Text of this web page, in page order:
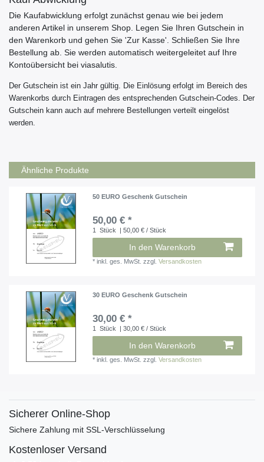
Die Kaufabwicklung erfolgt zunächst genau wie bei jedem
anderen Artikel in unserem Shop. Legen Sie Ihren Gutschein in
den Warenkorb und gehen Sie 'Zur Kasse'. Schließen Sie Ihre
Bestellung ab. Sie werden automatisch weitergeleitet auf Ihre
Kontoübersicht bei viasalutis.
Der Gutschein ist ein Jahr gültig. Die Einlösung erfolgt im Bereich des
Warenkorbs durch Eintragen des entsprechenden Gutschein-Codes. Der
Gutschein kann auch auf mehrere Bestellungen verteilt eingelöst
werden.
Ähnliche Produkte
50 EURO Geschenk Gutschein
50,00 € *
1 Stück | 50,00 € / Stück
In den Warenkorb
*inkl. ges. MwSt. zzgl.Versandkosten
30 EURO Geschenk Gutschein
30,00 € *
1 Stück | 30,00 € / Stück
In den Warenkorb
*inkl. ges. MwSt. zzgl.Versandkosten
Sicherer Online-Shop
Sichere Zahlung mit SSL-Verschlüsselung
Kostenloser Versand